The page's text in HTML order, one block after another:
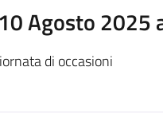
Agosto 2025
di occasioni